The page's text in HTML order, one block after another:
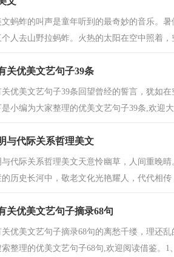
蚂蚱的叫声是童年听到的最奇妙的音乐。
个人去山野拉蚂蚱。火热的太阳在空中照着
关优美文艺句子39条
关优美文艺句子39条回望曾经的誓言，犹如
小编为大家整理的优美文艺句子39条,欢迎
与代际关系哲理美文
代际关系哲理美文天意怜幽草，人间重晚
的历史长河中，敬老文化光艳耀人，代代相
关优美文艺句子摘录68句
关优美文艺句子摘录68句的离愁千缕，理还
索整理的优美文艺句子68句,欢迎阅读借鉴。1